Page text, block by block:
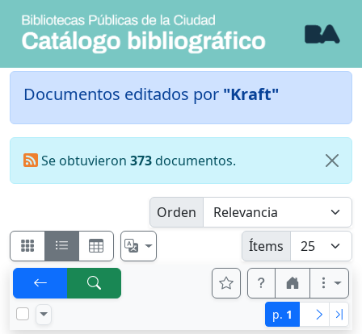
Documentos editados por "Kraft"
Se obtuvieron 373documentos.
Orden
Ítems
p. 1